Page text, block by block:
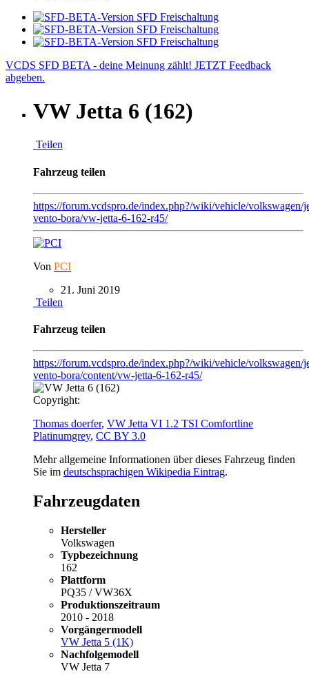
VCDS SFD BETA - deine Meinung zählt! JETZT Feedback
abgeben.
VW Jetta 6 (162)
Teilen
Fahrzeug teilen
https://forum.vcdspro.de/index.php?/wiki/vehicle/volkswagen/
vento-bora/vw-jetta-6-162-r45/
Von PCI
21. Juni 2019
Teilen
Fahrzeug teilen
https://forum.vcdspro.de/index.php?/wiki/vehicle/volkswagen/
vento-bora/content/vw-jetta-6-162-r45/
Copyright:
Thomas doerfer, VW Jetta VI 1.2 TSI Comfortline
Platinumgrey, CC BY 3.0
Mehr allgemeine Informationen über dieses Fahrzeug finden
Sie im deutschsprachigen Wikipedia Eintrag.
Fahrzeugdaten
Hersteller
Volkswagen
Typbezeichnung
162
Plattform
PQ35 / VW36X
Produktionszeitraum
2010 - 2018
Vorgängermodell
VW Jetta 5 (1K)
Nachfolgemodell
VW Jetta 7